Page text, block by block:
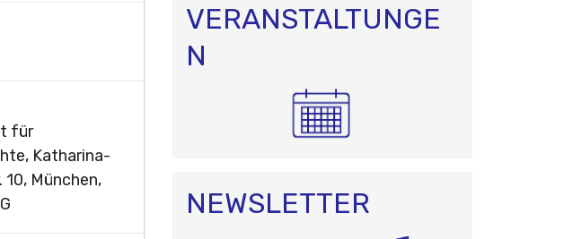
für
Katharina-
München,
VERANSTALTUNGE
N
NEWSLETTER